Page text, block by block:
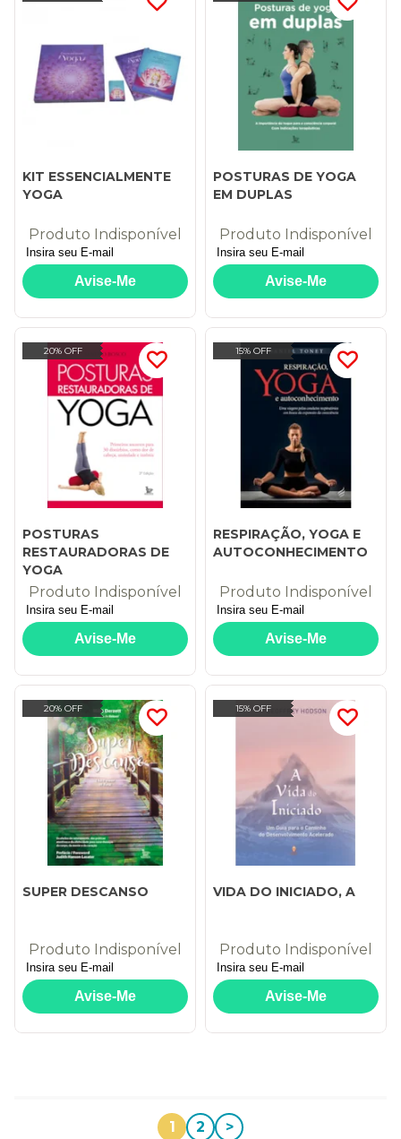
KIT ESSENCIALMENTE
YOGA
Produto Indisponível
POSTURAS DE YOGA
EM DUPLAS
Produto Indisponível
20% OFF
POSTURAS
RESTAURADORAS DE
YOGA
Produto Indisponível
15% OFF
RESPIRAÇÃO, YOGA E
AUTOCONHECIMENTO
Produto Indisponível
20% OFF
SUPER DESCANSO
Produto Indisponível
15% OFF
VIDA DO INICIADO, A
Produto Indisponível
1 2 >